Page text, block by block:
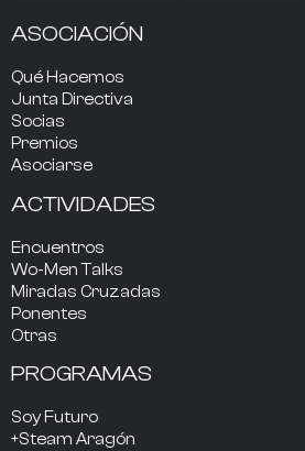
ASOCIACIÓN
Qué Hacemos
Junta Directiva
Socias
Premios
Asociarse
ACTIVIDADES
Encuentros
Wo-Men Talks
Miradas Cruzadas
Ponentes
Otras
PROGRAMAS
Soy Futuro
+Steam Aragón